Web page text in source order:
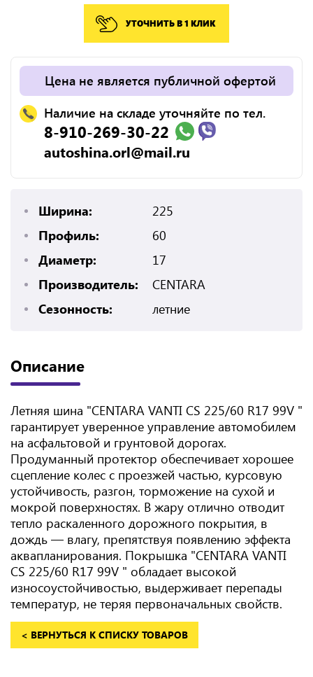
УТОЧНИТЬ В 1 КЛИК
Цена не является публичной офертой
Наличие на складе уточняйте по тел.
8-910-269-30-22
autoshina.orl@mail.ru
Ширина:
225
Профиль:
60
Диаметр:
17
Производитель:
CENTARA
Сезонность:
летние
Описание
Летняя шина "CENTARA VANTI CS 225/60 R17 99V "
гарантирует уверенное управление автомобилем
на асфальтовой и грунтовой дорогах.
Продуманный протектор обеспечивает хорошее
сцепление колес с проезжей частью, курсовую
устойчивость, разгон, торможение на сухой и
мокрой поверхностях. В жару отлично отводит
тепло раскаленного дорожного покрытия, в
дождь — влагу, препятствуя появлению эффекта
аквапланирования. Покрышка "CENTARA VANTI
CS 225/60 R17 99V " обладает высокой
износоустойчивостью, выдерживает перепады
температур, не теряя первоначальных свойств.
< ВЕРНУТЬСЯ К СПИСКУ ТОВАРОВ